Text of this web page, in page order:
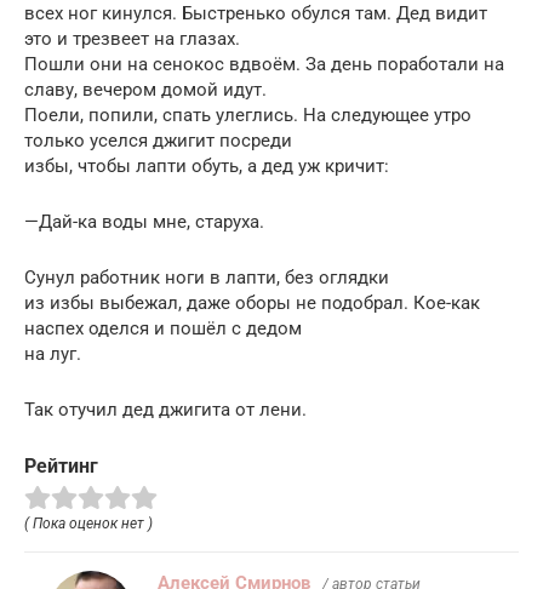
всех ног кинулся. Быстренько обулся там. Дед видит
это и трезвеет на глазах.
Пошли они на сенокос вдвоём. За день поработали на
славу, вечером домой идут.
Поели, попили, спать улеглись. На следующее утро
только уселся джигит посреди
избы, чтобы лапти обуть, а дед уж кричит:
—Дай-ка воды мне, старуха.
Сунул работник ноги в лапти, без оглядки
из избы выбежал, даже оборы не подобрал. Кое-как
наспех оделся и пошёл с дедом
на луг.
Так отучил дед джигита от лени.
Рейтинг
( Пока оценок нет )
Алексей Смирнов / автор статьи